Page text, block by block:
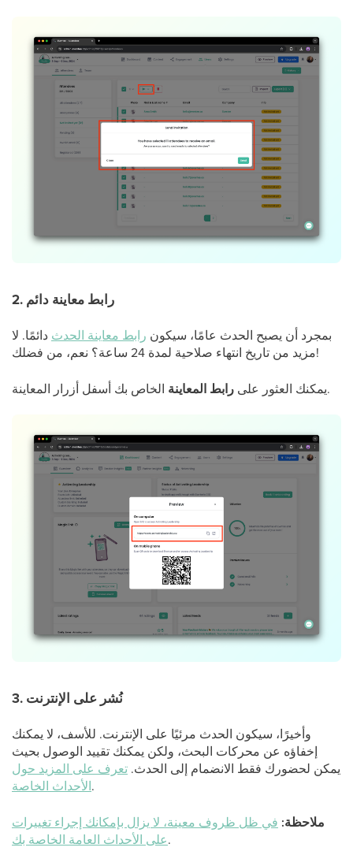
2. رابط معاينة دائم
بمجرد أن يصبح الحدث عامًا، سيكون رابط معاينة الحدث دائمًا. لا
مزيد من تاريخ انتهاء صلاحية لمدة 24 ساعة؟ نعم، من فضلك!
يمكنك العثور على رابط المعاينة الخاص بك أسفل أزرار المعاينة.
3. نُشر على الإنترنت
وأخيرًا، سيكون الحدث مرئيًا على الإنترنت. للأسف، لا يمكنك
إخفاؤه عن محركات البحث، ولكن يمكنك تقييد الوصول بحيث
يمكن لحضورك فقط الانضمام إلى الحدث. تعرف على المزيد حول
الأحداث الخاصة.
ملاحظة: في ظل ظروف معينة، لا يزال بإمكانك إجراء تغييرات
على الأحداث العامة الخاصة بك.